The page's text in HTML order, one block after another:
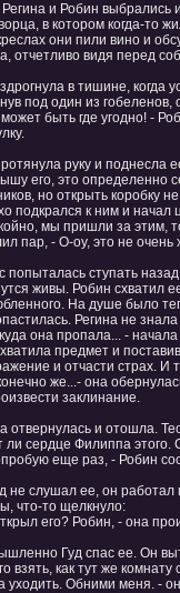
Регина и Робин
в котором когда-то
они пили вино и
отчетливо видя перед
в тишине, когда
под один из гобеленов,
быть где угодно! -
руку и поднесла
его, это определенно
но открыть коробку
подкрался к ним и начал
мы пришли за этим,
пар, - О-оу, это не
попыталась ступать
живы. Робин схватил
На душе было
Регина не
она пропала... -
предмет и
и отчасти страх. И
же...- она
заклинание.
отвернулась и отошла.
ли сердце Филиппа этого.
еще раз, - Робин
не слушал ее, он
что-то щелкнуло:
его? Робин, - она
Гуд спас ее. Он
взять, как тут же
уходить. Обними меня. -